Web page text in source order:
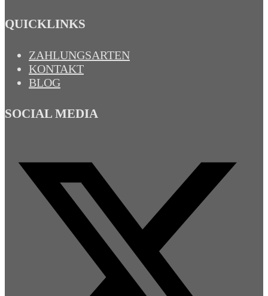
QUICKLINKS
ZAHLUNGSARTEN
KONTAKT
BLOG
SOCIAL MEDIA